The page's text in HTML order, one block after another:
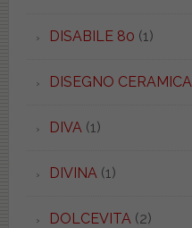
DISABILE 80 (1)
DISEGNO CERAMICA
DIVA (1)
DIVINA (1)
DOLCEVITA (2)